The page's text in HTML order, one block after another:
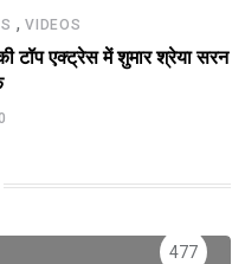
, VIDEOS
एक्ट्रेस में शुमार श्रेया सरन
477